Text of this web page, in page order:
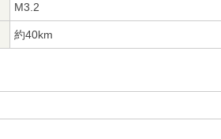
M3.2
約40km